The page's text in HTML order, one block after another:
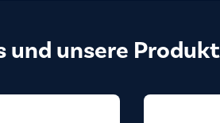
und unsere